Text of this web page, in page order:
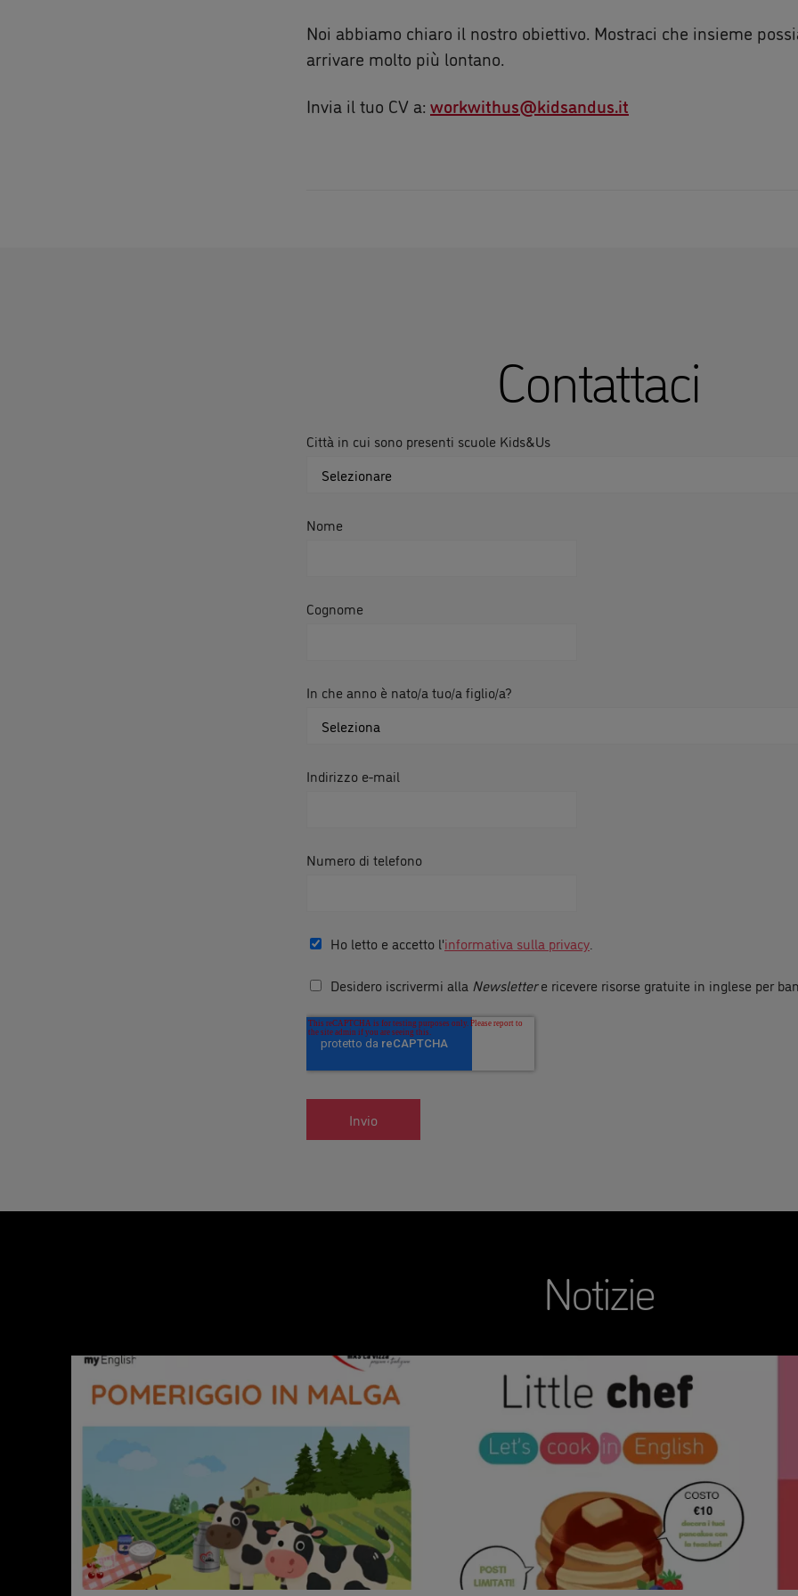
Noi abbiamo chiaro il nostro obiettivo. Mostraci che insieme
arrivare molto più lontano.
Invia il tuo CV a: workwithus@kidsandus.it
Contattaci
Città in cui sono presenti scuole Kids&Us
Nome
Cognome
In che anno è nato/a tuo/a figlio/a?
Indirizzo e-mail
Numero di telefono
Ho letto e accetto l'informativa sulla privacy
Desidero iscrivermi alla Newslettere ricevere risorse gratuite in inglese per
Notizie